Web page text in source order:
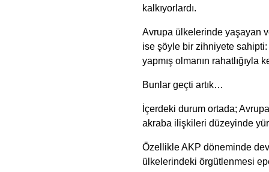
kalkıyorlardı.
Avrupa ülkelerinde yaşayan
ise şöyle bir zihniyete
yapmış olmanın rahatlığıyla
Bunlar geçti artık…
İçerdeki durum ortada;
akraba ilişkileri düzeyinde
Özellikle AKP döneminde
ülkelerindeki örgütlenmesi